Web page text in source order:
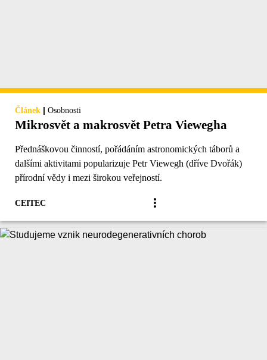
Článek | Osobnosti
Mikrosvět a makrosvět Petra Viewegha
Přednáškovou činností, pořádáním astronomických táborů a
dalšími aktivitami popularizuje Petr Viewegh (dříve Dvořák)
přírodní vědy i mezi širokou veřejností.
CEITEC